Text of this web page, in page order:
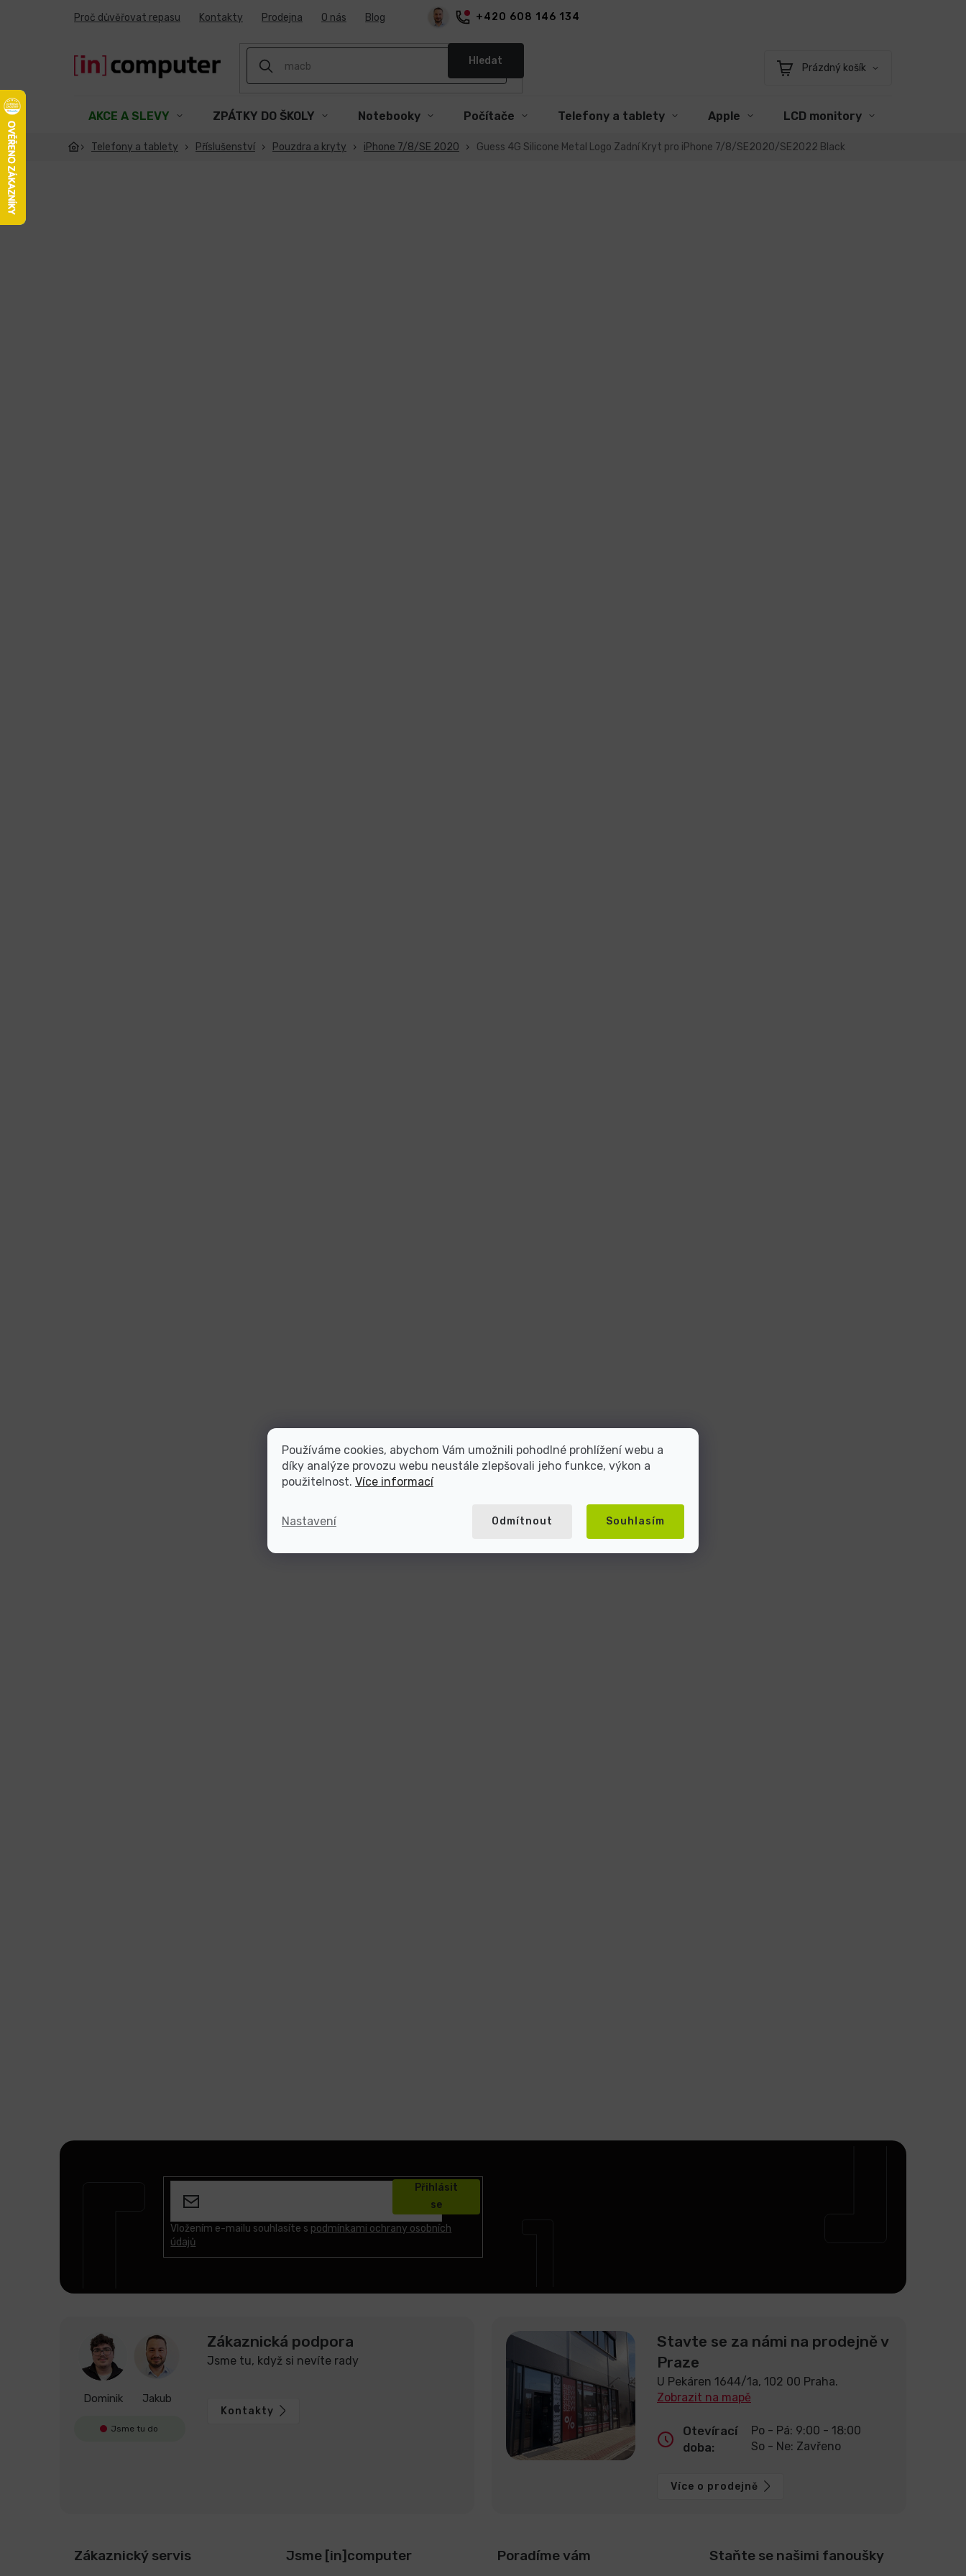
Používáme cookies, abychom Vám umožnili pohodlné prohlížení webu a
díky analýze provozu webu neustále zlepšovali jeho funkce, výkon a
použitelnost. Více informací
Nastavení Odmítnout Souhlasím
+420 608 146 134
Proč důvěřovat repasu Kontakty Prodejna O nás Blog
Hledat
Nákupní
Prázdný košík
AKCE A SLEVY ZPÁTKY DO ŠKOLY Notebooky Počítače Telefony a tablety Apple LCD monitory
Telefony a tablety Příslušenství Pouzdra a kryty iPhone 7/8/SE 2020 Guess 4G Silicone Metal Logo Zadní Kryt pro iPhone 7/8/SE2020/SE2022 Black
Vložením e-mailu souhlasíte s podmínkami ochrany osobních
údajů
Přihlásit
se
Dominik Jakub
Jsme tu do
Zákaznická podpora
Jsme tu, když si nevíte rady
Kontakty
Stavte se za námi na prodejně v
Praze
U Pekáren 1644/1a, 102 00 Praha.
Zobrazit na mapě
Otevírací
doba:
Po - Pá: 9:00 - 18:00
So - Ne: Zavřeno
Více o prodejně
Zákaznický servis Jsme [in]computer Poradíme vám Staňte se našimi fanoušky